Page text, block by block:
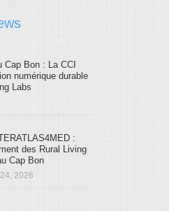
Cap Bon : La CCI
numérique durable
Labs
:
des Rural Living
Cap Bon
2026